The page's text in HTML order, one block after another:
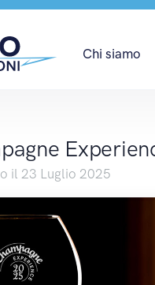
Chi siamo
il 23 Luglio 2025